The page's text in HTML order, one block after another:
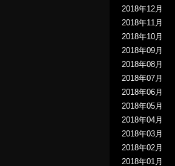
2018年12月
2018年11月
2018年10月
2018年09月
2018年08月
2018年07月
2018年06月
2018年05月
2018年04月
2018年03月
2018年02月
2018年01月